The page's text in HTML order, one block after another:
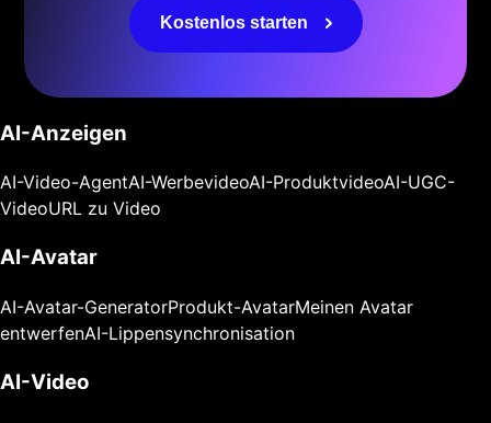
Kostenlos starten
AI-Anzeigen
AI-Video-AgentAI-WerbevideoAI-ProduktvideoAI-UGC-
VideoURL zu Video
AI-Avatar
AI-Avatar-GeneratorProdukt-AvatarMeinen Avatar
entwerfenAI-Lippensynchronisation
AI-Video